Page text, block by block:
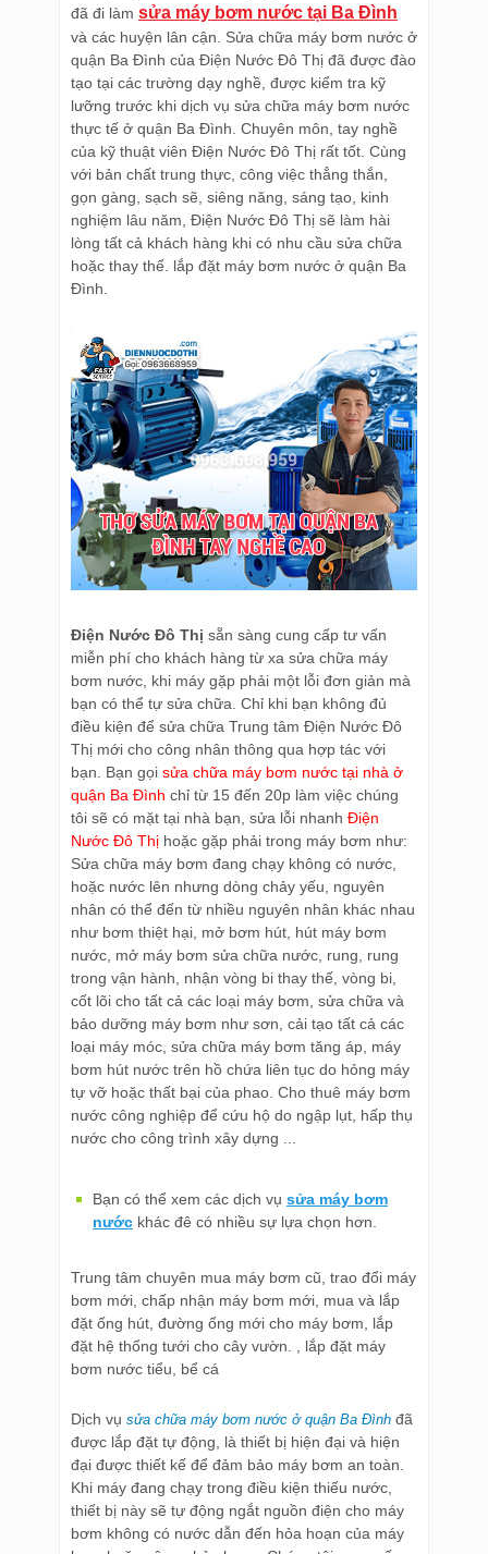
đã đi làm sửa máy bơm nước tại Ba Đình
và các huyện lân cận. Sửa chữa máy bơm nước ở
quận Ba Đình của Điện Nước Đô Thị đã được đào
tạo tại các trường dạy nghề, được kiểm tra kỹ
lưỡng trước khi dịch vụ sửa chữa máy bơm nước
thực tế ở quận Ba Đình. Chuyên môn, tay nghề
của kỹ thuật viên Điện Nước Đô Thị rất tốt. Cùng
với bản chất trung thực, công việc thẳng thắn,
gọn gàng, sạch sẽ, siêng năng, sáng tạo, kinh
nghiệm lâu năm, Điện Nước Đô Thị sẽ làm hài
lòng tất cả khách hàng khi có nhu cầu sửa chữa
hoặc thay thế. lắp đặt máy bơm nước ở quận Ba
Đình.
Điện Nước Đô Thị sẵn sàng cung cấp tư vấn
miễn phí cho khách hàng từ xa sửa chữa máy
bơm nước, khi máy gặp phải một lỗi đơn giản mà
bạn có thể tự sửa chữa. Chỉ khi bạn không đủ
điều kiện để sửa chữa Trung tâm Điện Nước Đô
Thị mới cho công nhân thông qua hợp tác với
bạn. Bạn gọi sửa chữa máy bơm nước tại nhà ở
quận Ba Đình chỉ từ 15 đến 20p làm việc chúng
tôi sẽ có mặt tại nhà bạn, sửa lỗi nhanh Điện
Nước Đô Thị hoặc gặp phải trong máy bơm như:
Sửa chữa máy bơm đang chạy không có nước,
hoặc nước lên nhưng dòng chảy yếu, nguyên
nhân có thể đến từ nhiều nguyên nhân khác nhau
như bơm thiệt hại, mở bơm hút, hút máy bơm
nước, mở máy bơm sửa chữa nước, rung, rung
trong vận hành, nhận vòng bi thay thế, vòng bi,
cốt lõi cho tất cả các loại máy bơm, sửa chữa và
bảo dưỡng máy bơm như sơn, cải tạo tất cả các
loại máy móc, sửa chữa máy bơm tăng áp, máy
bơm hút nước trên hồ chứa liên tục do hỏng máy
tự vỡ hoặc thất bại của phao. Cho thuê máy bơm
nước công nghiệp để cứu hộ do ngập lụt, hấp thụ
nước cho công trình xây dựng ...
Bạn có thể xem các dịch vụ sửa máy bơm
nước khác đê có nhiều sự lựa chọn hơn.
Trung tâm chuyên mua máy bơm cũ, trao đổi máy
bơm mới, chấp nhận máy bơm mới, mua và lắp
đặt ống hút, đường ống mới cho máy bơm, lắp
đặt hệ thống tưới cho cây vườn. , lắp đặt máy
bơm nước tiểu, bể cá
Dịch vụ sửa chữa máy bơm nước ở quận Ba Đình đã
được lắp đặt tự động, là thiết bị hiện đại và hiện
đại được thiết kế để đảm bảo máy bơm an toàn.
Khi máy đang chạy trong điều kiện thiếu nước,
thiết bị này sẽ tự động ngắt nguồn điện cho máy
bơm không có nước dẫn đến hỏa hoạn của máy